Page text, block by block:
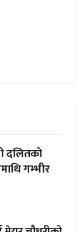
दलितको
गम्भीर